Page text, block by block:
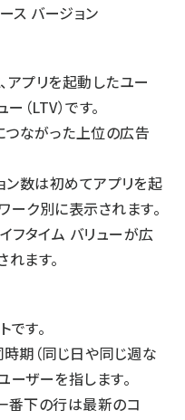
ス バージョン
アプリを起動したユー
（LTV）です。
ながった上位の広告
数は初めてアプリを起
ーク別に表示されます。
フタイム バリューが広
ます。
す。
時期（同じ日や同じ週な
ーザーを指します。
番下の行は最新のコ